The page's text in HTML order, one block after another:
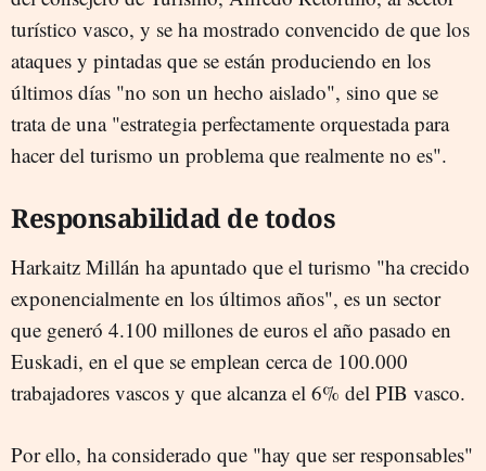
turístico vasco, y se ha mostrado convencido de que los
ataques y pintadas que se están produciendo en los
últimos días "no son un hecho aislado", sino que se
trata de una "estrategia perfectamente orquestada para
hacer del turismo un problema que realmente no es".
Responsabilidad de todos
Harkaitz Millán ha apuntado que el turismo "ha crecido
exponencialmente en los últimos años", es un sector
que generó 4.100 millones de euros el año pasado en
Euskadi, en el que se emplean cerca de 100.000
trabajadores vascos y que alcanza el 6% del PIB vasco.
Por ello, ha considerado que "hay que ser responsables"